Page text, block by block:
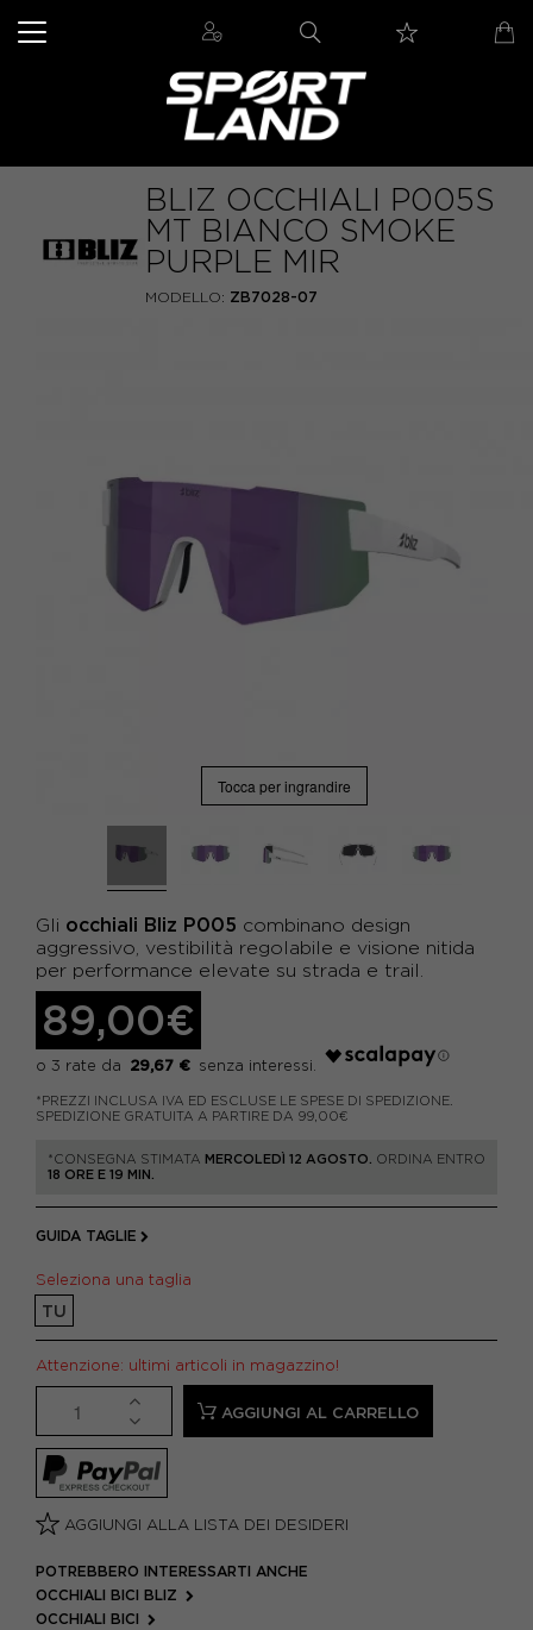
BLIZ OCCHIALI P005S
MT BIANCO SMOKE
PURPLE MIR
MODELLO: ZB7028-07
Tocca per ingrandire
Gli occhiali Bliz P005 combinano design
aggressivo, vestibilità regolabile e visione nitida
per performance elevate su strada e trail.
89,00€
29,67 €
*PREZZI INCLUSA IVA ED ESCLUSE LE SPESE DI SPEDIZIONE.
SPEDIZIONE GRATUITA A PARTIRE DA 99,00€
*CONSEGNA STIMATA MERCOLEDÌ 12 AGOSTO.
ORDINA ENTRO
18 ORE E 19 MIN.
GUIDA TAGLIE
Seleziona una taglia
TU
Attenzione: ultimi articoli in magazzino!
AGGIUNGI AL CARRELLO
AGGIUNGI ALLA LISTA DEI DESIDERI
POTREBBERO INTERESSARTI ANCHE
OCCHIALI BICI BLIZ
OCCHIALI BICI